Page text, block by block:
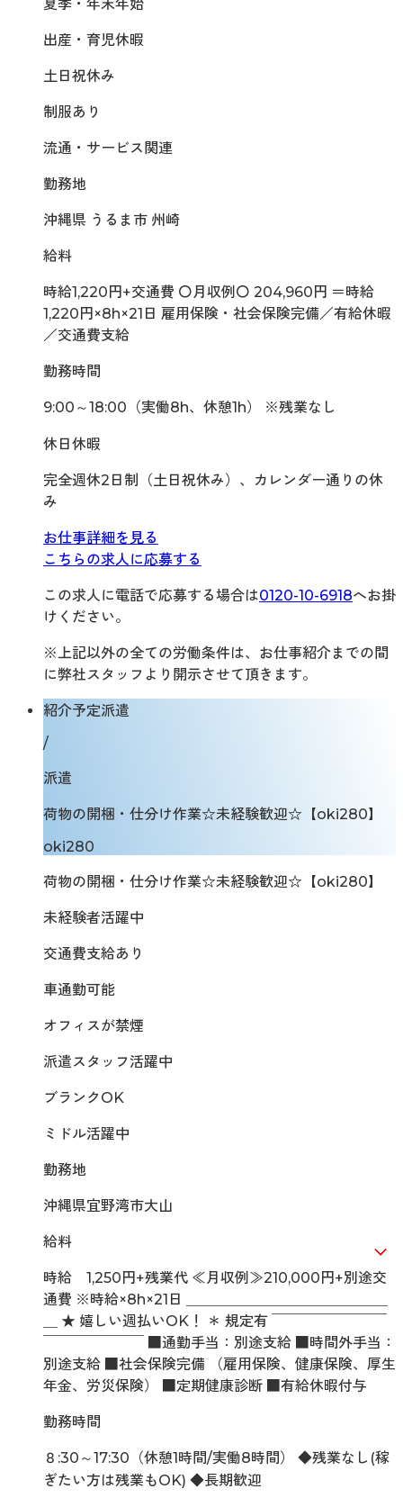
夏季・年末年始
出産・育児休暇
土日祝休み
制服あり
流通・サービス関連
勤務地
沖縄県 うるま市 州崎
給料
時給1,220円+交通費 〇月収例〇 204,960円 ＝時給
1,220円×8h×21日 雇用保険・社会保険完備／有給休暇
／交通費支給
勤務時間
9:00～18:00（実働8h、休憩1h） ※残業なし
休日休暇
完全週休2日制（土日祝休み）、カレンダー通りの休
み
お仕事詳細を見る
こちらの求人に応募する
この求人に電話で応募する場合は0120-10-6918へお掛
けください。
※上記以外の全ての労働条件は、お仕事紹介までの間
に弊社スタッフより開示させて頂きます。
紹介予定派遣
/
派遣
荷物の開梱・仕分け作業☆未経験歓迎☆【oki280】
oki280
荷物の開梱・仕分け作業☆未経験歓迎☆【oki280】
未経験者活躍中
交通費支給あり
車通勤可能
オフィスが禁煙
派遣スタッフ活躍中
ブランクOK
ミドル活躍中
勤務地
沖縄県宜野湾市大山
給料
時給 1,250円+残業代 ≪月収例≫210,000円+別途交
通費 ※時給×8h×21日 ＿＿＿＿＿＿＿＿＿＿＿＿＿＿
＿ ★ 嬉しい週払いOK！ ＊ 規定有 ￣￣￣￣￣￣￣￣
￣￣￣￣￣￣￣ ■通勤手当：別途支給 ■時間外手当：
別途支給 ■社会保険完備 （雇用保険、健康保険、厚生
年金、労災保険） ■定期健康診断 ■有給休暇付与
勤務時間
８:30～17:30（休憩1時間/実働8時間） ◆残業なし(稼
ぎたい方は残業もOK) ◆長期歓迎